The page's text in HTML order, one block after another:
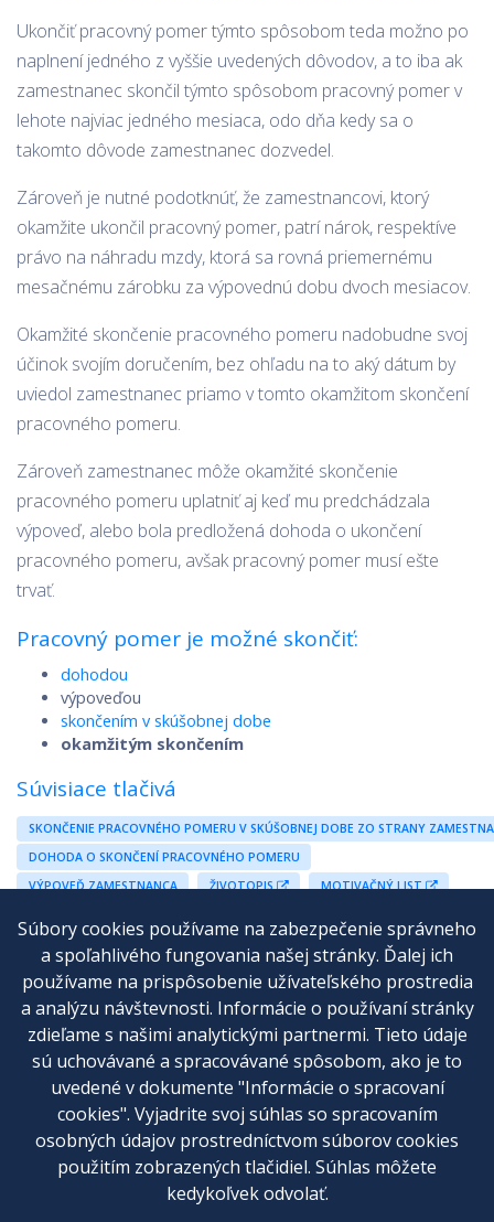
Ukončiť pracovný pomer týmto spôsobom teda možno po
naplnení jedného z vyššie uvedených dôvodov, a to iba ak
zamestnanec skončil týmto spôsobom pracovný pomer v
lehote najviac jedného mesiaca, odo dňa kedy sa o
takomto dôvode zamestnanec dozvedel.
Zároveň je nutné podotknúť, že zamestnancovi, ktorý
okamžite ukončil pracovný pomer, patrí nárok, respektíve
právo na náhradu mzdy, ktorá sa rovná priemernému
mesačnému zárobku za výpovednú dobu dvoch mesiacov.
Okamžité skončenie pracovného pomeru nadobudne svoj
účinok svojím doručením, bez ohľadu na to aký dátum by
uviedol zamestnanec priamo v tomto okamžitom skončení
pracovného pomeru.
Zároveň zamestnanec môže okamžité skončenie
pracovného pomeru uplatniť aj keď mu predchádzala
výpoveď, alebo bola predložená dohoda o ukončení
pracovného pomeru, avšak pracovný pomer musí ešte
trvať.
Pracovný pomer je možné skončiť:
dohodou
výpoveďou
skončením v skúšobnej dobe
okamžitým skončením
Súvisiace tlačivá
SKONČENIE PRACOVNÉHO POMERU V SKÚŠOBNEJ DOBE ZO STRANY
DOHODA O SKONČENÍ PRACOVNÉHO POMERU
VÝPOVEĎ ZAMESTNANCA
ŽIVOTOPIS MOTIVAČNÝ LIST
Cenník
Kontakt
Všeobecné obchodné podmienky
Reklamačný poriadok
Ochrana osobných údajov
Súbory cookies používame na zabezpečenie správneho
a spoľahlivého fungovania našej stránky. Ďalej ich
používame na prispôsobenie užívateľského prostredia
a analýzu návštevnosti. Informácie o používaní stránky
zdieľame s našimi analytickými partnermi. Tieto údaje
sú uchovávané a spracovávané spôsobom, ako je to
uvedené v dokumente "Informácie o spracovaní
cookies". Vyjadrite svoj súhlas so spracovaním
osobných údajov prostredníctvom súborov cookies
použitím zobrazených tlačidiel. Súhlas môžete
kedykoľvek odvolať.